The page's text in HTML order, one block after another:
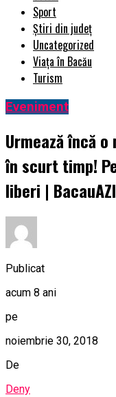
Sport
Știri din județ
Uncategorized
Viața în Bacău
Turism
Eveniment
Urmează încă
în scurt timp!
liberi | BacauAZI
Publicat
acum 8 ani
pe
noiembrie 30, 2018
De
Deny